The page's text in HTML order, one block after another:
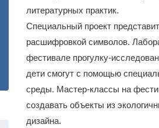
литературных практик.
Специальный проект
расшифровкой символов.
фестивале прогулку-
дети смогут с помощью
среды. Мастер-классы на
создавать объекты из
дизайна.